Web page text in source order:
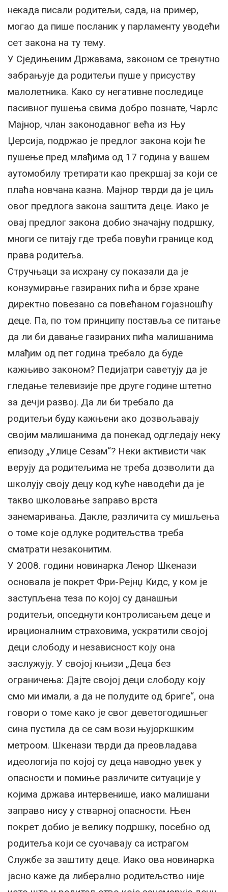
некада писали родитељи, сада, на пример,
могао да пише посланик у парламенту уводећи
сет закона на ту тему.
У Сједињеним Државама, законом се тренутно
забрањује да родитељи пуше у присуству
малолетника. Како су негативне последице
пасивног пушења свима добро познате, Чарлс
Мајнор, члан законодавног већа из Њу
Џерсија, подржао је предлог закона који ће
пушење пред млађима од 17 година у вашем
аутомобилу третирати као прекршај за који се
плаћа новчана казна. Мајнор тврди да је циљ
овог предлога закона заштита деце. Иако је
овај предлог закона добио значајну подршку,
многи се питају где треба повући границе код
права родитеља.
Стручњаци за исхрану су показали да је
конзумирање газираних пића и брзе хране
директно повезано са повећаном гојазношћу
деце. Па, по том принципу поставља се питање
да ли би давање газираних пића малишанима
млађим од пет година требало да буде
кажњиво законом? Педијатри саветују да је
гледање телевизије пре друге године штетно
за дечји развој. Да ли би требало да
родитељи буду кажњени ако дозвољавају
својим малишанима да понекад одгледају неку
епизоду „Улице Сезам“? Неки активисти чак
верују да родитељима не треба дозволити да
школују своју децу код куће наводећи да је
такво школовање заправо врста
занемаривања. Дакле, различита су мишљења
о томе које одлуке родитељства треба
сматрати незаконитим.
У 2008. години новинарка Ленор Шкенази
основала је покрет Фри-Рејнџ Кидс, у ком је
заступљена теза по којој су данашњи
родитељи, опседнути контролисањем деце и
ирационалним страховима, ускратили својој
деци слободу и независност коју она
заслужују. У својој књизи „Деца без
ограничења: Дајте својој деци слободу коју
смо ми имали, а да не полудите од бриге“, она
говори о томе како је свог деветогодишњег
сина пустила да се сам вози њујоркшким
метроом. Шкенази тврди да преовладава
идеологија по којој су деца наводно увек у
опасности и помиње различите ситуације у
којима држава интервенише, иако малишани
заправо нису у стварној опасности. Њен
покрет добио је велику подршку, посебно од
родитеља који се суочавају са истрагом
Службе за заштиту деце. Иако ова новинарка
јасно каже да либерално родитељство није